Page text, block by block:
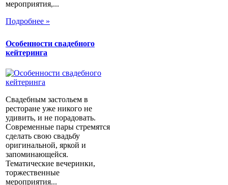
мероприятия,...
Подробнее »
Особенности свадебного
кейтеринга
Свадебным застольем в
ресторане уже никого не
удивить, и не порадовать.
Современные пары стремятся
сделать свою свадьбу
оригинальной, яркой и
запоминающейся.
Тематические вечеринки,
торжественные
мероприятия...